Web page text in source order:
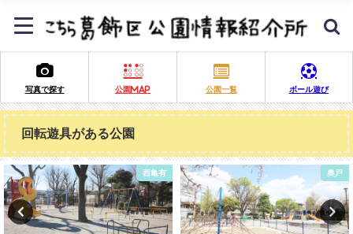
写真で探す 公園MAP 公園一覧 ボール遊び
回転遊具がある公園
奥戸 金町